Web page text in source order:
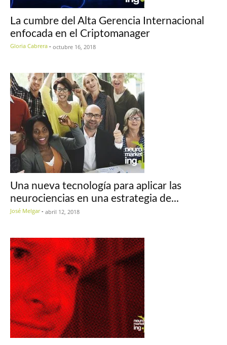
La cumbre del Alta Gerencia Internacional
enfocada en el Criptomanager
Gloria Cabrera - octubre 16, 2018
Una nueva tecnología para aplicar las
neurociencias en una estrategia de...
José Melgar - abril 12, 2018